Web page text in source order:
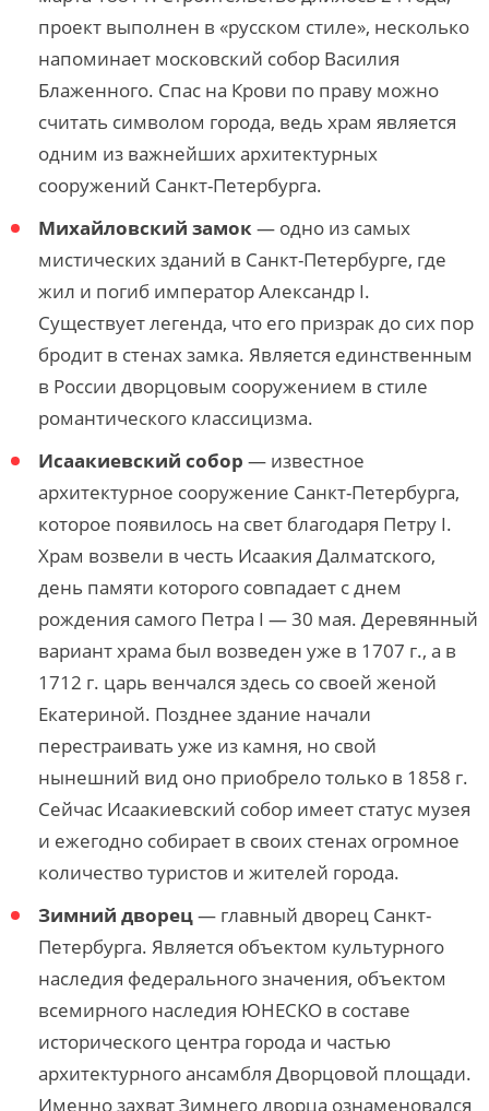
проект выполнен в «русском стиле», несколько
напоминает московский собор Василия
Блаженного. Спас на Крови по праву можно
считать символом города, ведь храм является
одним из важнейших архитектурных
сооружений Санкт-Петербурга.
Михайловский замок— одно из самых
мистических зданий в Санкт-Петербурге, где
жил и погиб император Александр I.
Существует легенда, что его призрак до сих пор
бродит в стенах замка. Является единственным
в России дворцовым сооружением в стиле
романтического классицизма.
Исаакиевский собор — известное
архитектурное сооружение Санкт-Петербурга,
которое появилось на свет благодаря Петру I.
Храм возвели в честь Исаакия Далматского,
день памяти которого совпадает с днем
рождения самого Петра I — 30 мая. Деревянный
вариант храма был возведен уже в 1707 г., а в
1712 г. царь венчался здесь со своей женой
Екатериной. Позднее здание начали
перестраивать уже из камня, но свой
нынешний вид оно приобрело только в 1858 г.
Сейчас Исаакиевский собор имеет статус музея
и ежегодно собирает в своих стенах огромное
количество туристов и жителей города.
Зимний дворец— главный дворец Санкт-
Петербурга. Является объектом культурного
наследия федерального значения, объектом
всемирного наследия ЮНЕСКО в составе
исторического центра города и частью
архитектурного ансамбля Дворцовой площади.
Именно захват Зимнего дворца ознаменовался